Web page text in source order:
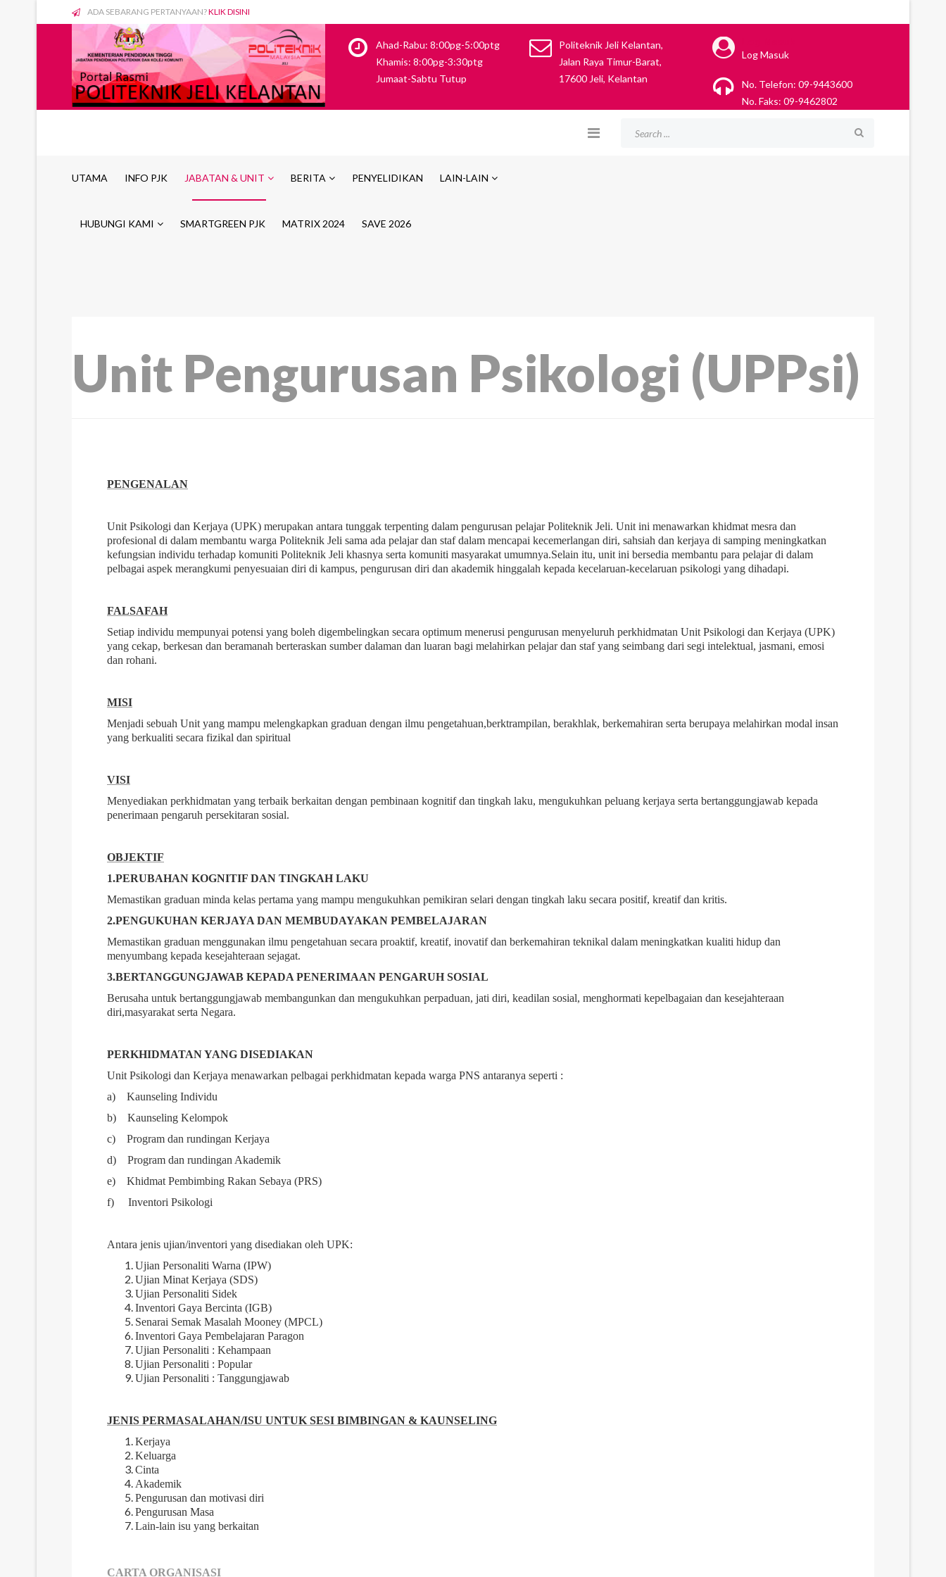
ADA SEBARANG PERTANYAAN?KLIK DISINI
Ahad-Rabu: 8:00pg-5:00ptg
Khamis: 8:00pg-3:30ptg
Jumaat-Sabtu Tutup
Politeknik Jeli Kelantan,
Jalan Raya Timur-Barat,
17600 Jeli, Kelantan
Log Masuk
No. Telefon: 09-9443600
No. Faks: 09-9462802
UTAMA INFO PJK JABATAN & UNIT BERITA PENYELIDIKAN LAIN-LAIN
HUBUNGI KAMI SMARTGREEN PJK MATRIX 2024 SAVE 2026
Unit Pengurusan Psikologi (UPPsi)
PENGENALAN
Unit Psikologi dan Kerjaya (UPK) merupakan antara tunggak terpenting dalam pengurusan pelajar Politeknik Jeli. Unit ini menawarkan khidmat mesra dan
profesional di dalam membantu warga Politeknik Jeli sama ada pelajar dan staf dalam mencapai kecemerlangan diri, sahsiah dan kerjaya di samping meningkatkan
kefungsian individu terhadap komuniti Politeknik Jeli khasnya serta komuniti masyarakat umumnya.Selain itu, unit ini bersedia membantu para pelajar di dalam
pelbagai aspek merangkumi penyesuaian diri di kampus, pengurusan diri dan akademik hinggalah kepada kecelaruan-kecelaruan psikologi yang dihadapi.
FALSAFAH
Setiap individu mempunyai potensi yang boleh digembelingkan secara optimum menerusi pengurusan menyeluruh perkhidmatan Unit Psikologi dan Kerjaya (UPK)
yang cekap, berkesan dan beramanah berteraskan sumber dalaman dan luaran bagi melahirkan pelajar dan staf yang seimbang dari segi intelektual, jasmani, emosi
dan rohani.
MISI
Menjadi sebuah Unit yang mampu melengkapkan graduan dengan ilmu pengetahuan,berktrampilan, berakhlak, berkemahiran serta berupaya melahirkan modal insan
yang berkualiti secara fizikal dan spiritual
VISI
Menyediakan perkhidmatan yang terbaik berkaitan dengan pembinaan kognitif dan tingkah laku, mengukuhkan peluang kerjaya serta bertanggungjawab kepada
penerimaan pengaruh persekitaran sosial.
OBJEKTIF
1.PERUBAHAN KOGNITIF DAN TINGKAH LAKU
Memastikan graduan minda kelas pertama yang mampu mengukuhkan pemikiran selari dengan tingkah laku secara positif, kreatif dan kritis.
2.PENGUKUHAN KERJAYA DAN MEMBUDAYAKAN PEMBELAJARAN
Memastikan graduan menggunakan ilmu pengetahuan secara proaktif, kreatif, inovatif dan berkemahiran teknikal dalam meningkatkan kualiti hidup dan
menyumbang kepada kesejahteraan sejagat.
3.BERTANGGUNGJAWAB KEPADA PENERIMAAN PENGARUH SOSIAL
Berusaha untuk bertanggungjawab membangunkan dan mengukuhkan perpaduan, jati diri, keadilan sosial, menghormati kepelbagaian dan kesejahteraan
diri,masyarakat serta Negara.
PERKHIDMATAN YANG DISEDIAKAN
Unit Psikologi dan Kerjaya menawarkan pelbagai perkhidmatan kepada warga PNS antaranya seperti :
a) Kaunseling Individu
b) Kaunseling Kelompok
c) Program dan rundingan Kerjaya
d) Program dan rundingan Akademik
e) Khidmat Pembimbing Rakan Sebaya (PRS)
f) Inventori Psikologi
Antara jenis ujian/inventori yang disediakan oleh UPK:
Ujian Personaliti Warna (IPW)
Ujian Minat Kerjaya (SDS)
Ujian Personaliti Sidek
Inventori Gaya Bercinta (IGB)
Senarai Semak Masalah Mooney (MPCL)
Inventori Gaya Pembelajaran Paragon
Ujian Personaliti : Kehampaan
Ujian Personaliti : Popular
Ujian Personaliti : Tanggungjawab
JENIS PERMASALAHAN/ISU UNTUK SESI BIMBINGAN & KAUNSELING
Kerjaya
Keluarga
Cinta
Akademik
Pengurusan dan motivasi diri
Pengurusan Masa
Lain-lain isu yang berkaitan
CARTA ORGANISASI